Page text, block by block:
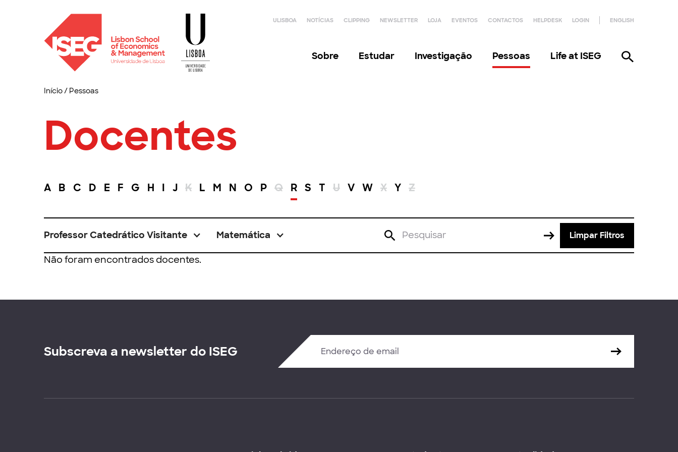
ULISBOA NOTÍCIAS CLIPPING NEWSLETTER LOJA EVENTOS CONTACTOS HELPDESK LOGIN ENGLISH
Sobre Estudar Investigação Pessoas Life at ISEG
Início/ Pessoas
Docentes
A B C D E F G H I J K L M N O P Q R S T U V W X Y Z
Professor Catedrático Visitante Matemática Limpar Filtros
Não foram encontrados docentes.
Subscreva a newsletter do ISEG